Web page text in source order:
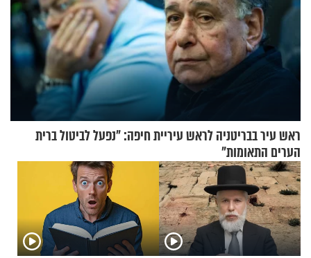
ראש עיר בבריטניה לראש עיריית חיפה: ״נפעל לביטול ברית
הערים התאומות״